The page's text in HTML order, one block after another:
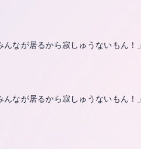
なが居るから寂しゅうないもん！」
なが居るから寂しゅうないもん！」